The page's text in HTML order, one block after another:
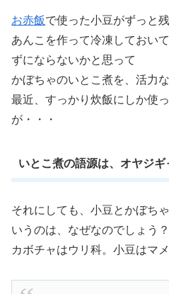
お赤飯で使った小豆がずっと
あんこを作って冷凍しておい
ずにならないかと思って
かぼちゃのいとこ煮を、活力
最近、すっかり炊飯にしか使
が・・・
いとこ煮の語源は、オヤジギ
それにしても、小豆とかぼち
いうのは、なぜなのでしょう？
カボチャはウリ科。小豆はマメ